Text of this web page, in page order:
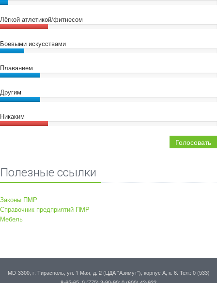
Лёгкой атлетикой/фитнесом
Боевыми искусствами
Плаванием
Другим
Никаким
Голосовать
Полезные ссылки
Законы ПМР
Справочник предприятий ПМР
Мебель
MD-3300, г. Тирасполь, ул. 1 Мая, д. 2 (ЦДА "Азимут"), корпус А, к. 6. Тел.: 0 (533)